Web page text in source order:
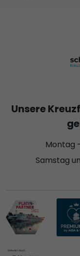
Unsere
Montag
Samstag